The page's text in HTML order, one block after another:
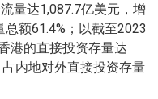
量达1,087.7亿美元，增
额61.4%；以截至2023
港的直接投资存量达
内地对外直接投资存量